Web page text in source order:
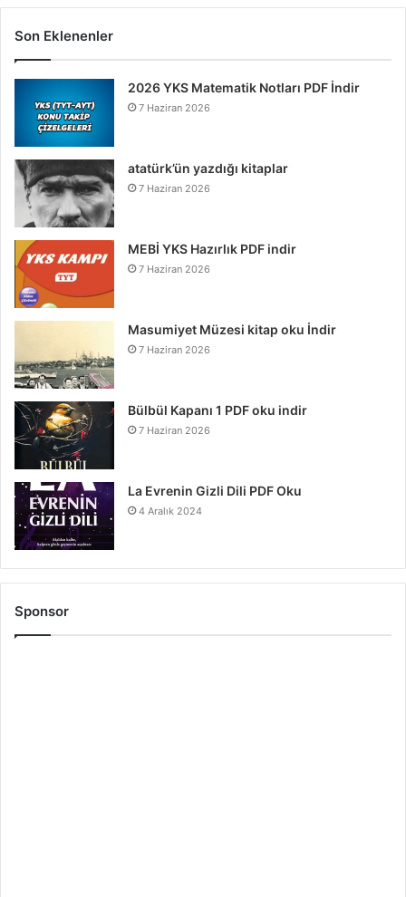
Son Eklenenler
2026 YKS Matematik Notları PDF İndir
7 Haziran 2026
atatürk’ün yazdığı kitaplar
7 Haziran 2026
MEBİ YKS Hazırlık PDF indir
7 Haziran 2026
Masumiyet Müzesi kitap oku İndir
7 Haziran 2026
Bülbül Kapanı 1 PDF oku indir
7 Haziran 2026
La Evrenin Gizli Dili PDF Oku
4 Aralık 2024
Sponsor